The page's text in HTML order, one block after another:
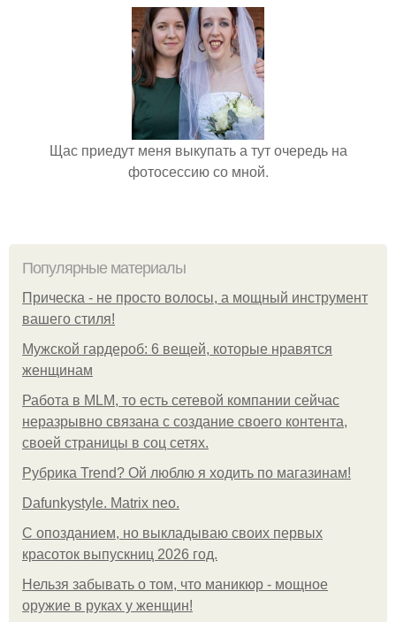
Щас приедут меня выкупать а тут очередь на
фотосессию со мной.
Популярные материалы
Прическа - не просто волосы, а мощный инструмент
вашего стиля!
Мужской гардероб: 6 вещей, которые нравятся
женщинам
Работа в MLM, то есть сетевой компании сейчас
неразрывно связана с создание своего контента,
своей страницы в соц сетях.
Рубрика Trend? Ой люблю я ходить по магазинам!
Dafunkystyle. Matrix neo.
С опозданием, но выкладываю своих первых
красоток выпускниц 2026 год.
Нельзя забывать о том, что маникюр - мощное
оружие в руках у женщин!